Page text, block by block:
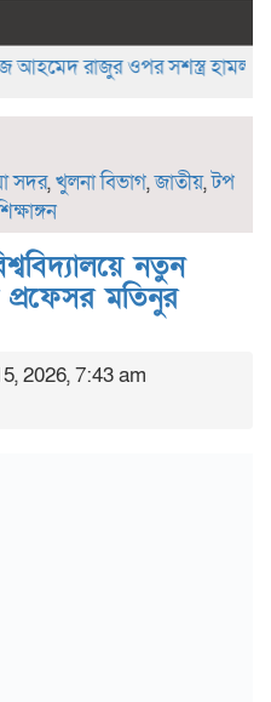
রাজুর ওপর সশস্ত্র হামলা,
সদর,খুলনা বিভাগ,জাতীয়,টপ
নতুন
প্রফেসর মতিনুর
2026, 7:43 am